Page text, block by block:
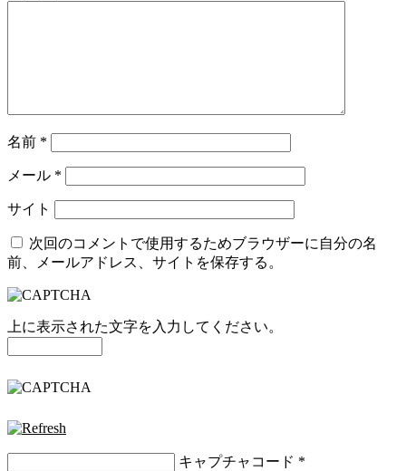
名前 *
メール *
サイト
次回のコメントで使用するためブラウザーに自分の名
前、メールアドレス、サイトを保存する。
上に表示された文字を入力してください。
キャプチャコード *